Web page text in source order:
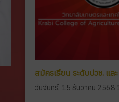
สมัครเรียน ระดับปวช. แล
วันจันทร์, 15 ธันวาคม 2568